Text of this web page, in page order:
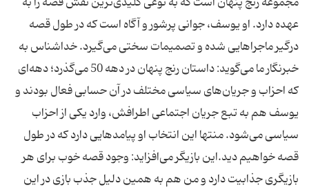
عهده دارد. او یوسف، جوانی پرشور و آگاه است که در طول قصه
درگیر ماجراهایی شده و تصمیمات سختی می‌گیرد. خداشناس به
خبرنگار ما می‌گوید: داستان رنج پنهان در دهه 50 می‌گذرد؛ دهه‌ای
که احزاب و جریان‌های سیاسی مختلف در آن حسابی فعال بودند و
یوسف هم به تبع جریان اجتماعی اطرافش، وارد یکی از احزاب
سیاسی می‌شود. منتها این انتخاب او پیامدهایی دارد که در طول
قصه خواهیم دید.این بازیگر می‌افزاید: وجود قصه خوب برای هر
بازیگری جذابیت دارد و من هم به همین دلیل جذب بازی در این